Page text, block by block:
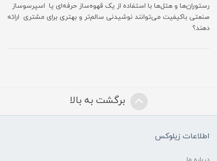
رستوران‌ها و هتل‌ها با استفاده از یک قهوه‌ساز حرفه‌ای یا اسپرسوساز
صنعتی باکیفیت می‌توانند نوشیدنی سالم‌تر و بهتری برای مشتری ارائه
دهند؟
برگشت به بالا
اطلاعات زیلوکس